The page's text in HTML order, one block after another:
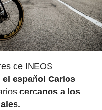
de INEOS
el español Carlos
cercanos a los